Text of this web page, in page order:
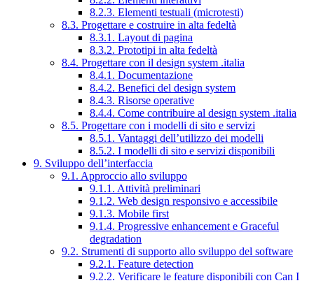
8.2.3. Elementi testuali (microtesti)
8.3. Progettare e costruire in alta fedeltà
8.3.1. Layout di pagina
8.3.2. Prototipi in alta fedeltà
8.4. Progettare con il design system .italia
8.4.1. Documentazione
8.4.2. Benefici del design system
8.4.3. Risorse operative
8.4.4. Come contribuire al design system .italia
8.5. Progettare con i modelli di sito e servizi
8.5.1. Vantaggi dell’utilizzo dei modelli
8.5.2. I modelli di sito e servizi disponibili
9. Sviluppo dell’interfaccia
9.1. Approccio allo sviluppo
9.1.1. Attività preliminari
9.1.2. Web design responsivo e accessibile
9.1.3. Mobile first
9.1.4. Progressive enhancement e Graceful
degradation
9.2. Strumenti di supporto allo sviluppo del software
9.2.1. Feature detection
9.2.2. Verificare le feature disponibili con Can I